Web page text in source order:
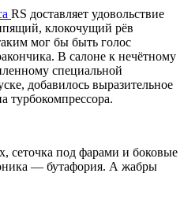
RS доставляет удовольствие
клокочущий рёв
мог бы быть голос
В салоне к нечётному
специальной
добавилось выразительное
турбокомпрессора.
сеточка под фарами и боковые
— бутафория. А жабры